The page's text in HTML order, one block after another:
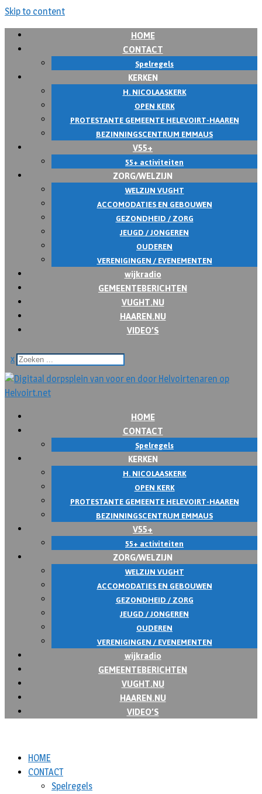
Skip to content
HOME
CONTACT
Spelregels
KERKEN
H. NICOLAASKERK
OPEN KERK
PROTESTANTE GEMEENTE HELEVOIRT-HAAREN
BEZINNINGSCENTRUM EMMAUS
V55+
55+ activiteiten
ZORG/WELZIJN
WELZIJN VUGHT
ACCOMODATIES EN GEBOUWEN
GEZONDHEID / ZORG
JEUGD / JONGEREN
OUDEREN
VERENIGINGEN / EVENEMENTEN
wijkradio
GEMEENTEBERICHTEN
VUGHT.NU
HAAREN.NU
VIDEO’S
x
HOME
CONTACT
Spelregels
KERKEN
H. NICOLAASKERK
OPEN KERK
PROTESTANTE GEMEENTE HELEVOIRT-HAAREN
BEZINNINGSCENTRUM EMMAUS
V55+
55+ activiteiten
ZORG/WELZIJN
WELZIJN VUGHT
ACCOMODATIES EN GEBOUWEN
GEZONDHEID / ZORG
JEUGD / JONGEREN
OUDEREN
VERENIGINGEN / EVENEMENTEN
wijkradio
GEMEENTEBERICHTEN
VUGHT.NU
HAAREN.NU
VIDEO’S
HOME
CONTACT
Spelregels